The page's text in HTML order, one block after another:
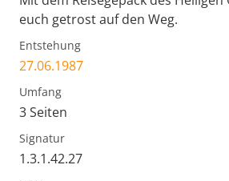
euch getrost auf den Weg.
Entstehung
27.06.1987
Umfang
3 Seiten
Signatur
1.3.1.42.27